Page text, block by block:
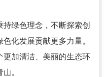
绿色理念，不断探索创
化发展贡献更多力量。
更加清洁、美丽的生态环
。